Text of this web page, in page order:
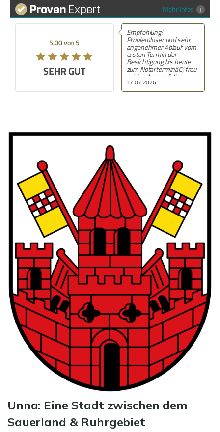
Mehr Infos
5.00 von 5
SEHR GUT
17.07.2026
Empfehlung!
Problemloser und sehr
angenehmer Ablauf vom
ersten Termin der
Besichtigung bis heute
zum Notarterminâ€¦ freu
mich schon auf die
SchlÃ¼sselÃ¼bergabe.
Ganz groÃŸes
DankeschÃ¶n an Frau
Unna: Eine Stadt zwischen dem
Sauerland & Ruhrgebiet